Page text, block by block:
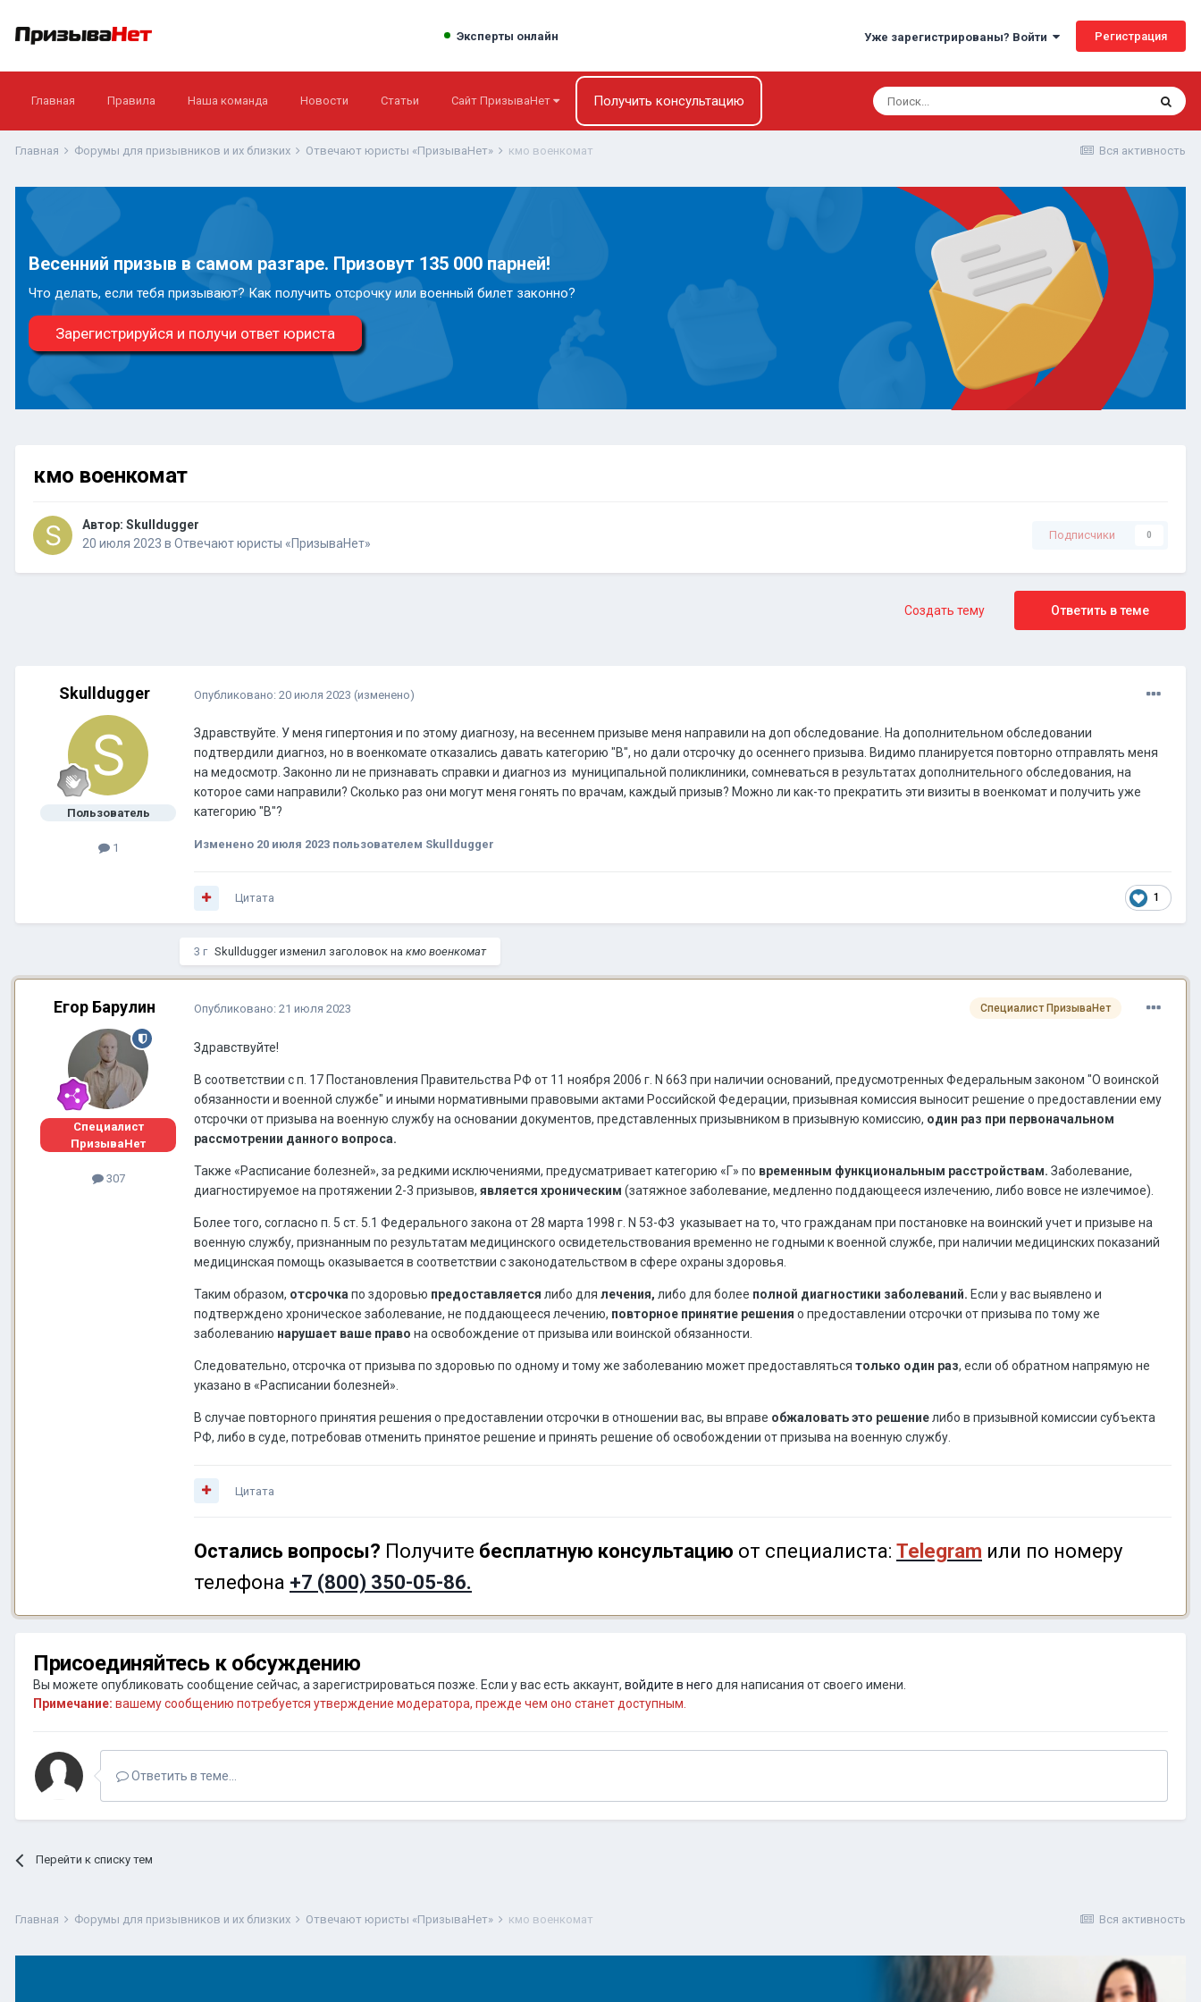
Эксперты онлайн Уже зарегистрированы? Войти Регистрация
Главная Правила Наша команда Новости Статьи Сайт ПризываНет Получить консультацию
Вся активность
Главная Форумы для призывников и их близких Отвечают юристы «ПризываНет» кмо военкомат
Весенний призыв в самом разгаре. Призовут 135 000 парней!
Что делать, если тебя призывают? Как получить отсрочку или военный билет законно?
Зарегистрируйся и получи ответ юриста
кмо военкомат
Автор: Skulldugger
20 июля 2023 в Отвечают юристы «ПризываНет»
Подписчики 0
Ответить в теме
Создать тему
Skulldugger
Пользователь
1
Опубликовано: 20 июля 2023 (изменено)
Здравствуйте. У меня гипертония и по этому диагнозу, на весеннем призыве меня направили на доп обследование. На дополнительном обследовании
подтвердили диагноз, но в военкомате отказались давать категорию "В", но дали отсрочку до осеннего призыва. Видимо планируется повторно отправлять меня
на медосмотр. Законно ли не признавать справки и диагноз из муниципальной поликлиники, сомневаться в результатах дополнительного обследования, на
которое сами направили? Сколько раз они могут меня гонять по врачам, каждый призыв? Можно ли как-то прекратить эти визиты в военкомат и получить уже
категорию "В"?
Изменено 20 июля 2023 пользователем Skulldugger
1
Цитата
3 г Skullduggerизменил заголовок на кмо военкомат
Егор Барулин
Специалист
ПризываНет
307
Специалист ПризываНет
Опубликовано: 21 июля 2023
Здравствуйте!
В соответствии с п. 17 Постановления Правительства РФ от 11 ноября 2006 г. N 663 при наличии оснований, предусмотренных Федеральным законом "О воинской
обязанности и военной службе" и иными нормативными правовыми актами Российской Федерации, призывная комиссия выносит решение о предоставлении ему
отсрочки от призыва на военную службу на основании документов, представленных призывником в призывную комиссию, один раз при первоначальном
рассмотрении данного вопроса.
Также «Расписание болезней», за редкими исключениями, предусматривает категорию «Г» по временным функциональным расстройствам. Заболевание,
диагностируемое на протяжении 2-3 призывов, является хроническим (затяжное заболевание, медленно поддающееся излечению, либо вовсе не излечимое).
Более того, согласно п. 5 ст. 5.1 Федерального закона от 28 марта 1998 г. N 53-ФЗ указывает на то, что гражданам при постановке на воинский учет и призыве на
военную службу, признанным по результатам медицинского освидетельствования временно не годными к военной службе, при наличии медицинских показаний
медицинская помощь оказывается в соответствии с законодательством в сфере охраны здоровья.
Таким образом, отсрочка по здоровью предоставляется либо для лечения, либо для более полной диагностики заболеваний. Если у вас выявлено и
подтверждено хроническое заболевание, не поддающееся лечению, повторное принятие решения о предоставлении отсрочки от призыва по тому же
заболеванию нарушает ваше право на освобождение от призыва или воинской обязанности.
Следовательно, отсрочка от призыва по здоровью по одному и тому же заболеванию может предоставляться только один раз, если об обратном напрямую не
указано в «Расписании болезней».
В случае повторного принятия решения о предоставлении отсрочки в отношении вас, вы вправе обжаловать это решениелибо в призывной комиссии субъекта
РФ, либо в суде, потребовав отменить принятое решение и принять решение об освобождении от призыва на военную службу.
Цитата
Остались вопросы? Получите бесплатную консультацию от специалиста: Telegram или по номеру
телефона +7 (800) 350-05-86.
Присоединяйтесь к обсуждению
Вы можете опубликовать сообщение сейчас, а зарегистрироваться позже. Если у вас есть аккаунт, войдите в него для написания от своего имени.
Примечание: вашему сообщению потребуется утверждение модератора, прежде чем оно станет доступным.
Ответить в теме...
Перейти к списку тем
Вся активность
Главная Форумы для призывников и их близких Отвечают юристы «ПризываНет» кмо военкомат